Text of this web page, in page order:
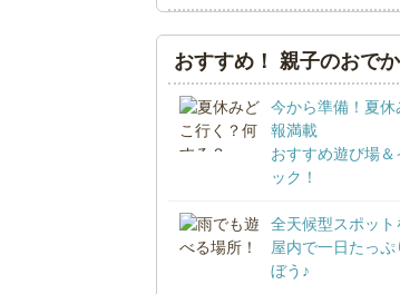
おすすめ！ 親子のおで
今から準備！夏
報満載
おすすめ遊び場＆
ック！
全天候型スポット
屋内で一日たっ
ぼう♪